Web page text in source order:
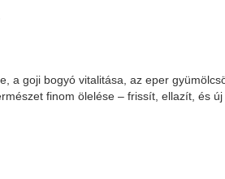
a goji bogyó vitalitása, az eper
finom ölelése – frissít, ellazít, és új